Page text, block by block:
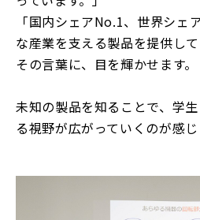
「国内シェアNo.1、世界シェ
な産業を支える製品を提供して
その言葉に、目を輝かせます。
未知の製品を知ることで、学
る視野が広がっていくのが感じ